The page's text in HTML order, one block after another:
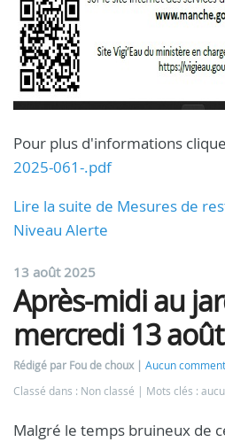
Pour plus d'informations
2025-061-.pdf
Lire la suite de Mesures de
Niveau Alerte
13 août 2025
Après-midi au
mercredi 13
Rédigé par Fou de choux
Aucun
Classé dans : Non classé
Mots clés :
Malgré le temps bruineux de